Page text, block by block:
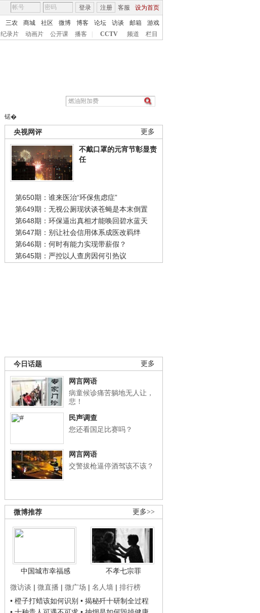
客服 设为首页
登录 注册
三农 商城 社区 微博 博客 论坛 访谈 邮箱
游戏
纪录片 动画片 公开课 播客 CCTV 频道 栏目
锘�
更多
央视网评
不戴口罩的元宵节彰显责
任
第650期：谁来医治“环保焦虑症”
第649期：无视公厕现状谈苍蝇是本末倒置
第648期：环保逼出真相才能唤回碧水蓝天
第647期：别让社会信用体系成医改羁绊
第646期：何时有能力实现带薪假？
第645期：严控以人查房因何引热议
更多
今日话题
网言网语
病童候诊痛苦躺地无人让，
悲！
民声调查
您还看国足比赛吗？
网言网语
交警拔枪逼停酒驾该不该？
更多>>
微博推荐
中国城市幸福感
不孝七宗罪
微访谈 | 微直播 | 微广场 | 名人墙 | 排行榜
• 橙子打蜡该如何识别 • 揭秘歼十研制全过程